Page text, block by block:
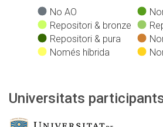
No AO
Repositori & bronze
Repositori & pura
Només híbrida
Universitats